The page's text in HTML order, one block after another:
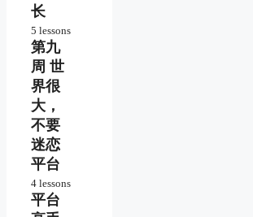
核
选
优质
的投
标范
例模
版
没有
成功
案例
怎么
办
判能
力
如何
更好
的条
件
工作
范围
的积
服务
产品
的局
限
长
提升
跨境
职业
竞争
最佳
的跨
境收
式
5 lessons
第九
周 世
界很
大，
不要
迷恋
平台
平台
为什
4 lessons
平台